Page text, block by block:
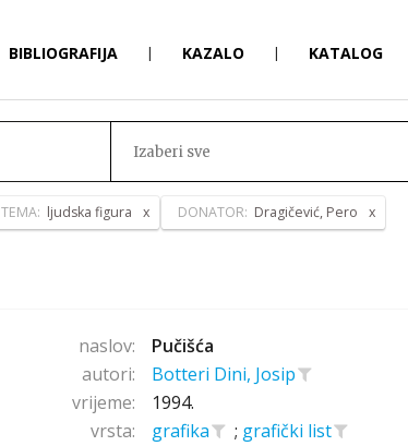
BIBLIOGRAFIJA | KAZALO | KATALOG
Izaberi sve
TEMA: ljudska figura DONATOR: Dragičević, Pero
naslov:
Pučišća
autori:
Botteri Dini, Josip
vrijeme:
1994.
vrsta:
grafika ; grafički list